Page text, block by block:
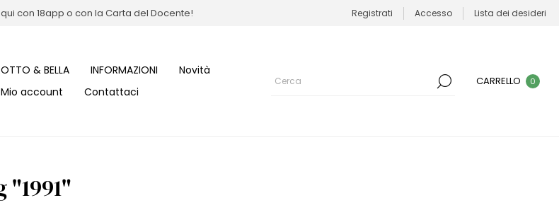
con 18app o con la Carta del Docente! Registrati Accesso Lista dei desideri
& BELLA INFORMAZIONI
Novità
Mio account
Contattaci
CARRELLO 0